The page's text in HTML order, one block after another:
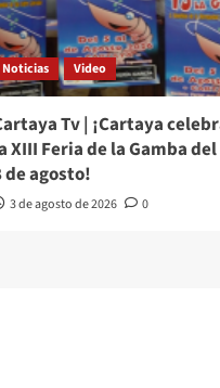
Noticias Video
Tv | ¡Cartaya
XIII Feria de la Gamba
de agosto!
3 de agosto de 2026 0